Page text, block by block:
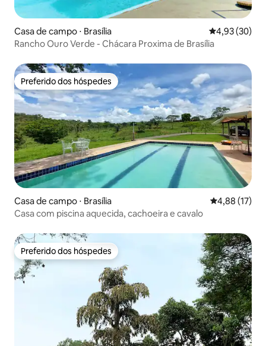
Casa de campo ⋅ Brasília 4,93 de uma
4,93 (30)
Rancho Ouro Verde - Chácara Proxima de Brasília
Preferido dos hóspedes
Preferido dos hóspedes
Casa de campo ⋅ Brasília 4,88 de uma
4,88 (17)
Casa com piscina aquecida, cachoeira e cavalo
Preferido dos hóspedes
Preferido dos hóspedes